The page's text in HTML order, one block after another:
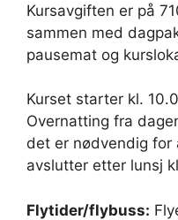
Kursavgiften er på
sammen med
pausemat og
Kurset starter kl.
Overnatting fra
det er nødvendig for
avslutter etter lunsj
Flytider/flybuss: